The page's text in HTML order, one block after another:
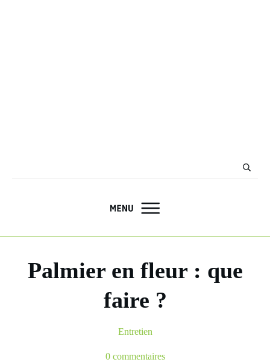
Palmier en fleur : que
faire ?
Entretien
0commentaires